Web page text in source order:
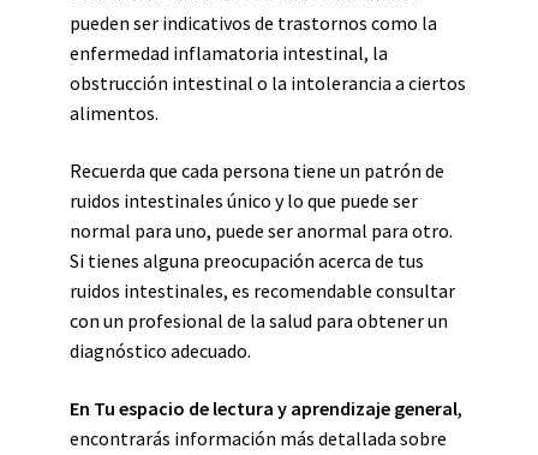
pueden ser indicativos de trastornos como la
enfermedad inflamatoria intestinal, la
obstrucción intestinal o la intolerancia a ciertos
alimentos.
Recuerda que cada persona tiene un patrón de
ruidos intestinales único y lo que puede ser
normal para uno, puede ser anormal para otro.
Si tienes alguna preocupación acerca de tus
ruidos intestinales, es recomendable consultar
con un profesional de la salud para obtener un
diagnóstico adecuado.
En Tu espacio de lectura y aprendizaje general,
encontrarás información más detallada sobre